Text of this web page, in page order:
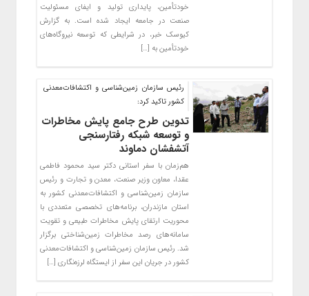
خودتأمین، پایداری تولید و ایفای مسئولیت
صنعت در جامعه ایجاد شده است. به گزارش
کیوسک خبر، در شرایطی که توسعه نیروگاه‌های
خودتأمین به […]
رئیس سازمان زمین‌شناسی و اکتشافات‌معدنی
کشور تاکید کرد:
تدوین طرح جامع پایش مخاطرات
و توسعه شبکه رفتارسنجی
آتشفشان دماوند
هم‌زمان با سفر استانی دکتر سید محمود فاطمی
عقدا، معاون وزیر صنعت، معدن و تجارت و رئیس
سازمان زمین‌شناسی و اکتشافات‌معدنی کشور به
استان مازندران، برنامه‌های تخصصی متعددی با
محوریت ارتقای پایش مخاطرات طبیعی و تقویت
سامانه‌های رصد مخاطرات زمین‌شناختی برگزار
شد. رئیس سازمان زمین‌شناسی و اکتشافات‌معدنی
کشور در جریان این سفر از ایستگاه لرزه‌نگاری […]